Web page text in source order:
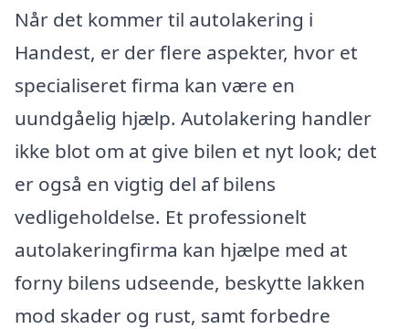
Når det kommer til autolakering i
Handest, er der flere aspekter, hvor et
specialiseret firma kan være en
uundgåelig hjælp. Autolakering handler
ikke blot om at give bilen et nyt look; det
er også en vigtig del af bilens
vedligeholdelse. Et professionelt
autolakeringfirma kan hjælpe med at
forny bilens udseende, beskytte lakken
mod skader og rust, samt forbedre